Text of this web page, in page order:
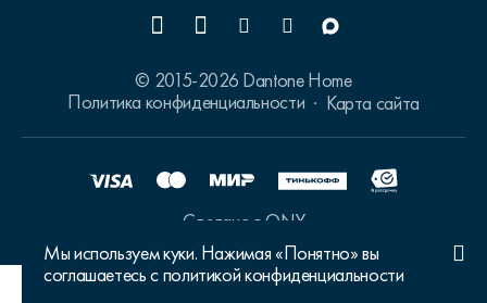
Мы используем куки. Нажимая «Понятно» вы
соглашаетесь с политикой конфиденциальности
© 2015-2026 Dantone Home
Политика конфиденциальности
Карта сайта
Сделано в ONY